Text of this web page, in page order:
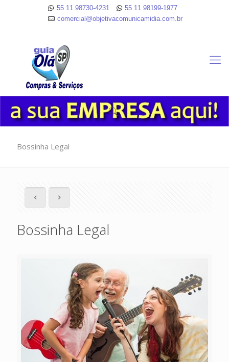
55 11 98730-4231
55 11 98199-1977
comercial@objetivacomunicamidia.com.br
Bossinha Legal
Bossinha Legal